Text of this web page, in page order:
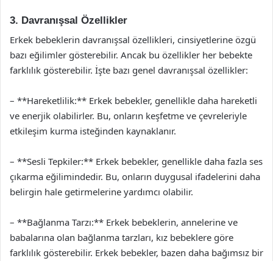
3. Davranışsal Özellikler
Erkek bebeklerin davranışsal özellikleri, cinsiyetlerine özgü
bazı eğilimler gösterebilir. Ancak bu özellikler her bebekte
farklılık gösterebilir. İşte bazı genel davranışsal özellikler:
– **Hareketlilik:** Erkek bebekler, genellikle daha hareketli
ve enerjik olabilirler. Bu, onların keşfetme ve çevreleriyle
etkileşim kurma isteğinden kaynaklanır.
– **Sesli Tepkiler:** Erkek bebekler, genellikle daha fazla ses
çıkarma eğilimindedir. Bu, onların duygusal ifadelerini daha
belirgin hale getirmelerine yardımcı olabilir.
– **Bağlanma Tarzı:** Erkek bebeklerin, annelerine ve
babalarına olan bağlanma tarzları, kız bebeklere göre
farklılık gösterebilir. Erkek bebekler, bazen daha bağımsız bir